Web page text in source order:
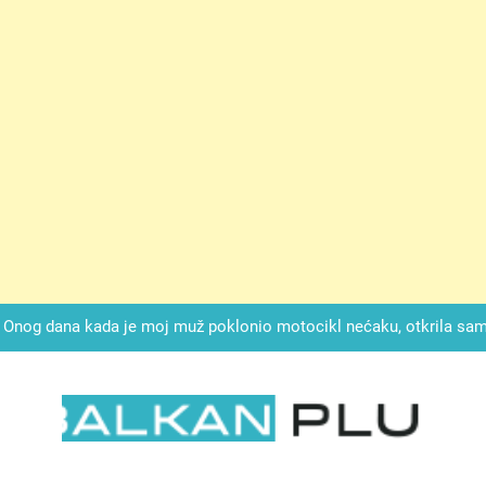
Onog dana kada je moj muž poklonio motocikl nećaku, otkrila
SAM ČAŠU: BIO JE SIN ŽENE ZA KOJU SU
mi je svekrva čupala infuziju i šaptala da umrem kako bi se
nije znala da je ispod zavoja ostao gumb koji je snimao svaku